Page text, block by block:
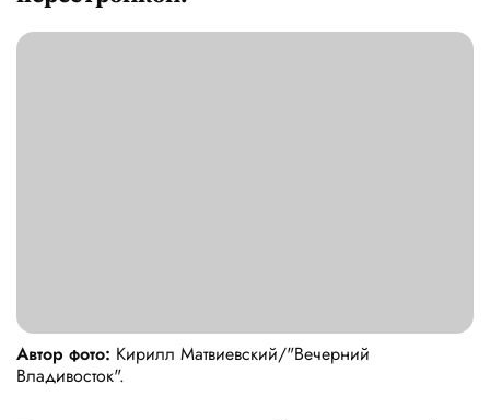
Автор фото: Кирилл Матвиевский/"Вечерний
Владивосток".